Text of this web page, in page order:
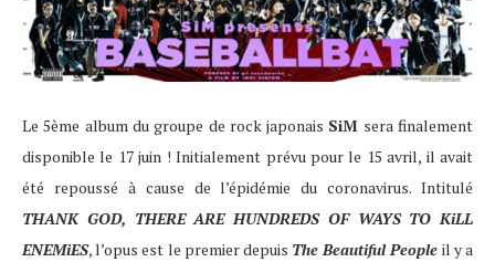
Le 5ème album du groupe de rock japonais SiM sera finalement
disponible le 17 juin ! Initialement prévu pour le 15 avril, il avait
été repoussé à cause de l’épidémie du coronavirus. Intitulé
THANK GOD, THERE ARE HUNDREDS OF WAYS TO KiLL
ENEMiES, l’opus est le premier depuis The Beautiful People il y a